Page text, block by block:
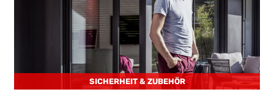
SICHERHEIT & ZUBEHÖR